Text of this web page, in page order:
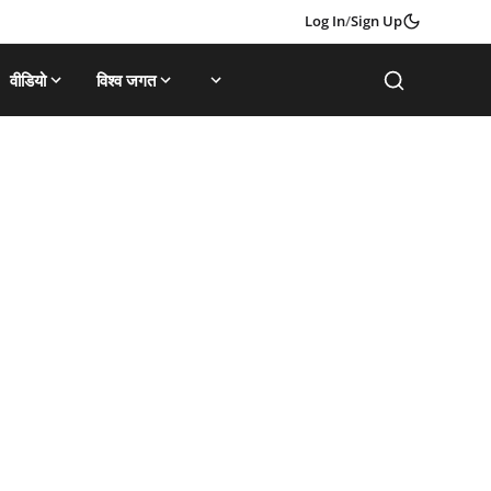
Log In/Sign Up
वीडियो विश्व जगत